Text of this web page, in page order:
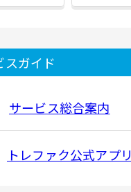
スガイド
サービス総合案内
トレファク公式アプリ